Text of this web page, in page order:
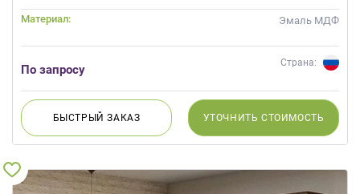
Материал: Эмаль МДФ
По запросу
Страна:
БЫСТРЫЙЗАКАЗ УТОЧНИТЬ СТОИМОСТЬ